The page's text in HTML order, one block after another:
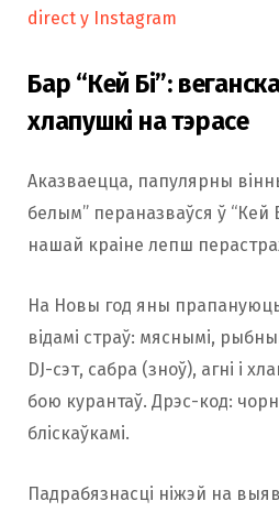
direct у Instagram
Бар “Кей Бі”:
хлапушкі на тэрасе
Аказваецца, папулярны
белым” пераназваўся ў “Кей
нашай краіне лепш
На Новы год яны
відамі страў: мяснымі,
DJ-сэт, сабра (зноў), агні і
бою курантаў. Дрэс-код:
бліскаўкамі.
Падрабязнасці ніжэй на